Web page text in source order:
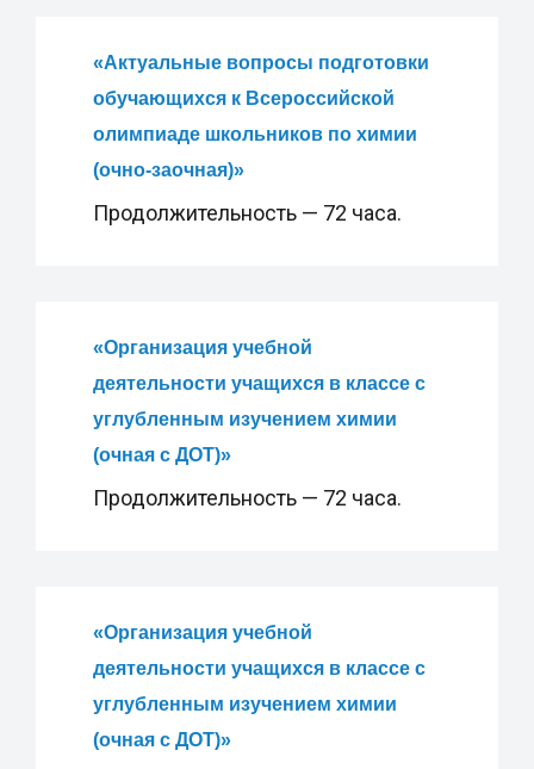
«Актуальные вопросы подготовки
обучающихся к Всероссийской
олимпиаде школьников по химии
(очно-заочная)»
Продолжительность — 72 часа.
«Организация учебной
деятельности учащихся в классе с
углубленным изучением химии
(очная с ДОТ)»
Продолжительность — 72 часа.
«Организация учебной
деятельности учащихся в классе с
углубленным изучением химии
(очная с ДОТ)»